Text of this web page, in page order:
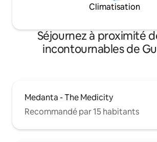
Climatisation
Séjournez à proximité
incontournables de
Medanta - The Medicity
Recommandé par 15 habitants